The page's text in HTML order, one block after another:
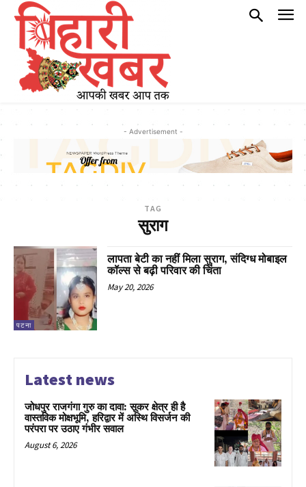
- Advertisement -
TAG
सुराग
पटना
लापता बेटी का नहीं मिला सुराग, संदिग्ध मोबाइल
कॉल्स से बढ़ी परिवार की चिंता
May 20, 2026
Latest news
जोधपुर राजगंगा गुरु का दावा: सूकर क्षेत्र ही है
वास्तविक मोक्षभूमि, हरिद्वार में अस्थि विसर्जन की
परंपरा पर उठाए गंभीर सवाल
August 6, 2026